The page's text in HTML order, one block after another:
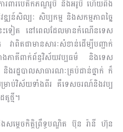
ការ​ពារបេតិកភណ្ឌ​រូបី និងអរូបី ហើយពឹង
ឌ្ឍន៍​សិ​ល្បៈ​ សិប្បកម្ម និងសកម្ម​ភាព​ច្នៃ​
ទៀត នៅពេលដែលមាន​កំណើន​ទេស​
ពិតជាមាន​សារៈសំខាន់ដើម្បីបញ្ជាក់
ង​ភាគីពាក់ព័ន្ធវិស័យវប្បធម៌ និងទេស​
រដ្ឋបាល​សា​ធា​​រណៈ​គ្រប់ជាន់ថ្នាក់ ក៏
រាប់​វិស័យទាំងពីរ គឺ​ទេសចរណ៍​និង​វប្ប​
គូថ្មី។
ង​សម្តេចកិត្តិព្រឹទ្ធបណ្ឌិត ប៊ុន រ៉ានី ហ៊ុន